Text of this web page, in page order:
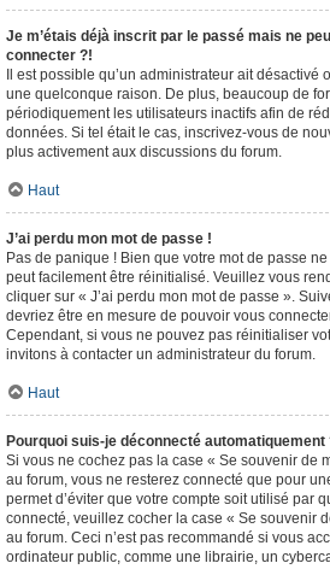
Je m’étais déjà inscrit par le passé mais ne
connecter ?!
Il est possible qu’un administrateur ait
une quelconque raison. De plus, beaucoup de
périodiquement les utilisateurs inactifs afin de
données. Si tel était le cas, inscrivez-vous de
plus activement aux discussions du forum.
Haut
J’ai perdu mon mot de passe !
Pas de panique ! Bien que votre mot de passe
peut facilement être réinitialisé. Veuillez vous
cliquer sur « J’ai perdu mon mot de passe ».
devriez être en mesure de pouvoir vous
Cependant, si vous ne pouvez pas réinitialiser
invitons à contacter un administrateur du forum.
Haut
Pourquoi suis-je déconnecté automatiquement
Si vous ne cochez pas la case « Se souvenir de
au forum, vous ne resterez connecté que pour
permet d’éviter que votre compte soit utilisé par
connecté, veuillez cocher la case « Se souvenir
au forum. Ceci n’est pas recommandé si vous
ordinateur public, comme une librairie, un